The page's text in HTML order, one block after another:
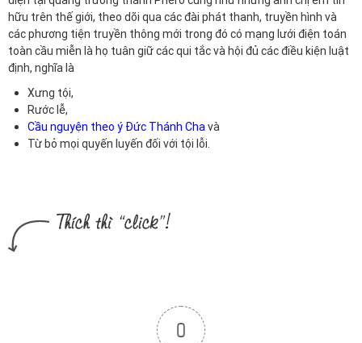
hữu trên thế giới, theo dõi qua các đài phát thanh, truyền hình và
các phương tiện truyền thông mới trong đó có mạng lưới điện toán
toàn cầu miễn là họ tuân giữ các qui tắc và hội đủ các điều kiện luật
định, nghĩa là
Xưng tội,
Rước lễ,
Cầu nguyện theo ý Đức Thánh Chavà
Từ bỏ mọi quyến luyến đối với tội lỗi.
0